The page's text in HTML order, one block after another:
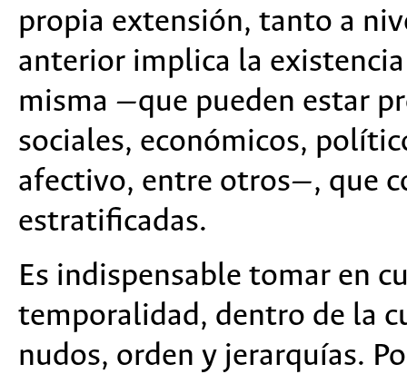
propia extensión, tanto a
anterior implica la
misma —que pueden estar
sociales, económicos,
afectivo, entre otros—, que
estratificadas.
Es indispensable tomar en
temporalidad, dentro de la
nudos, orden y jerarquías.